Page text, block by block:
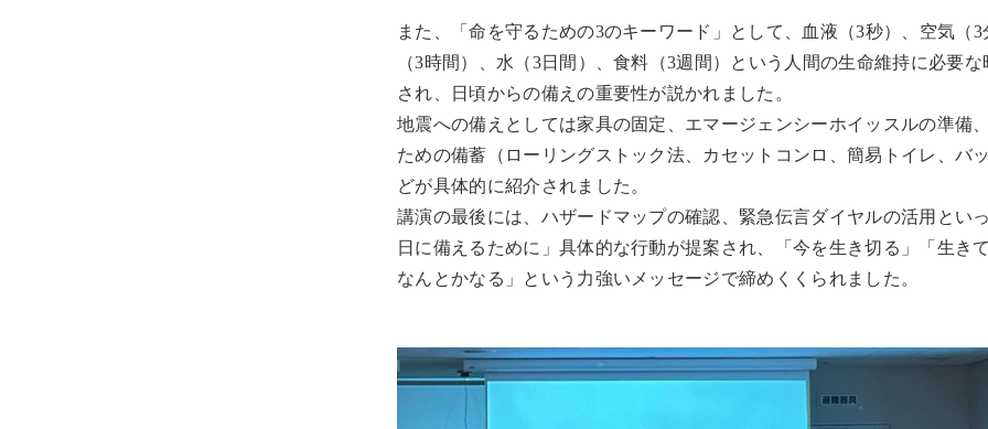
また、「命を守るための3のキーワード」として、血液（3秒）、空気（
（3時間）、水（3日間）、食料（3週間）という人間の生命維持に必要
され、日頃からの備えの重要性が説かれました。
地震への備えとしては家具の固定、エマージェンシーホイッスルの準備
ための備蓄（ローリングストック法、カセットコンロ、簡易トイレ、バ
どが具体的に紹介されました。
講演の最後には、ハザードマップの確認、緊急伝言ダイヤルの活用とい
日に備えるために」具体的な行動が提案され、「今を生き切る」「生き
なんとかなる」という力強いメッセージで締めくくられました。